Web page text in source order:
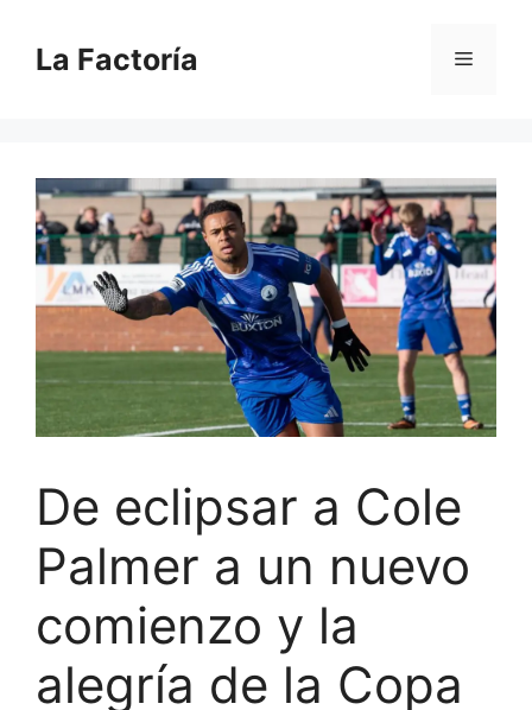
contenido
La Factoría Menú
De eclipsar a Cole
Palmer a un nuevo
comienzo y la
alegría de la Copa